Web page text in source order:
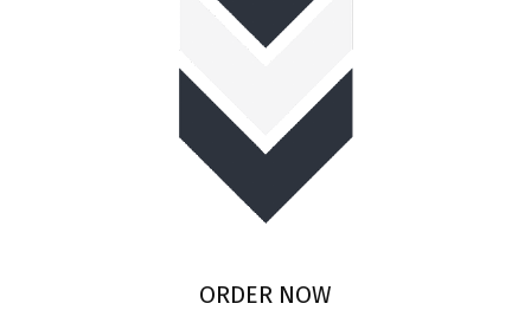
ORDER NOW